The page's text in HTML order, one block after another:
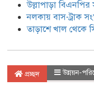
উল্লাপাড়া
নলকায় বাস-ট্রাক
তাড়াশে খাল থেকে
প্রচ্ছদ উন্নয়ন-